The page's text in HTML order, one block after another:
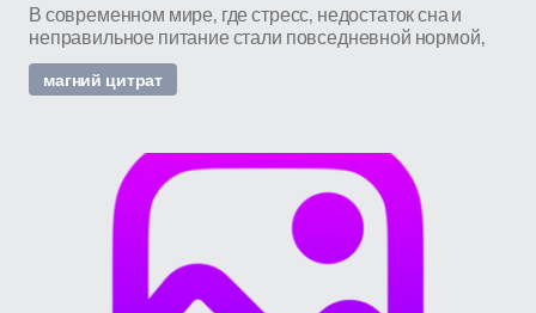
В современном мире, где стресс, недостаток сна и
неправильное питание стали повседневной нормой,
магний цитрат